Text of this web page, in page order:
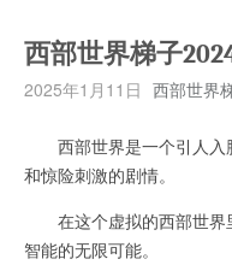
西部世界梯子
2025年1月11日 西部世界
西部世界是一个引人入
和惊险刺激的剧情。
在这个虚拟的西部世界
智能的无限可能。